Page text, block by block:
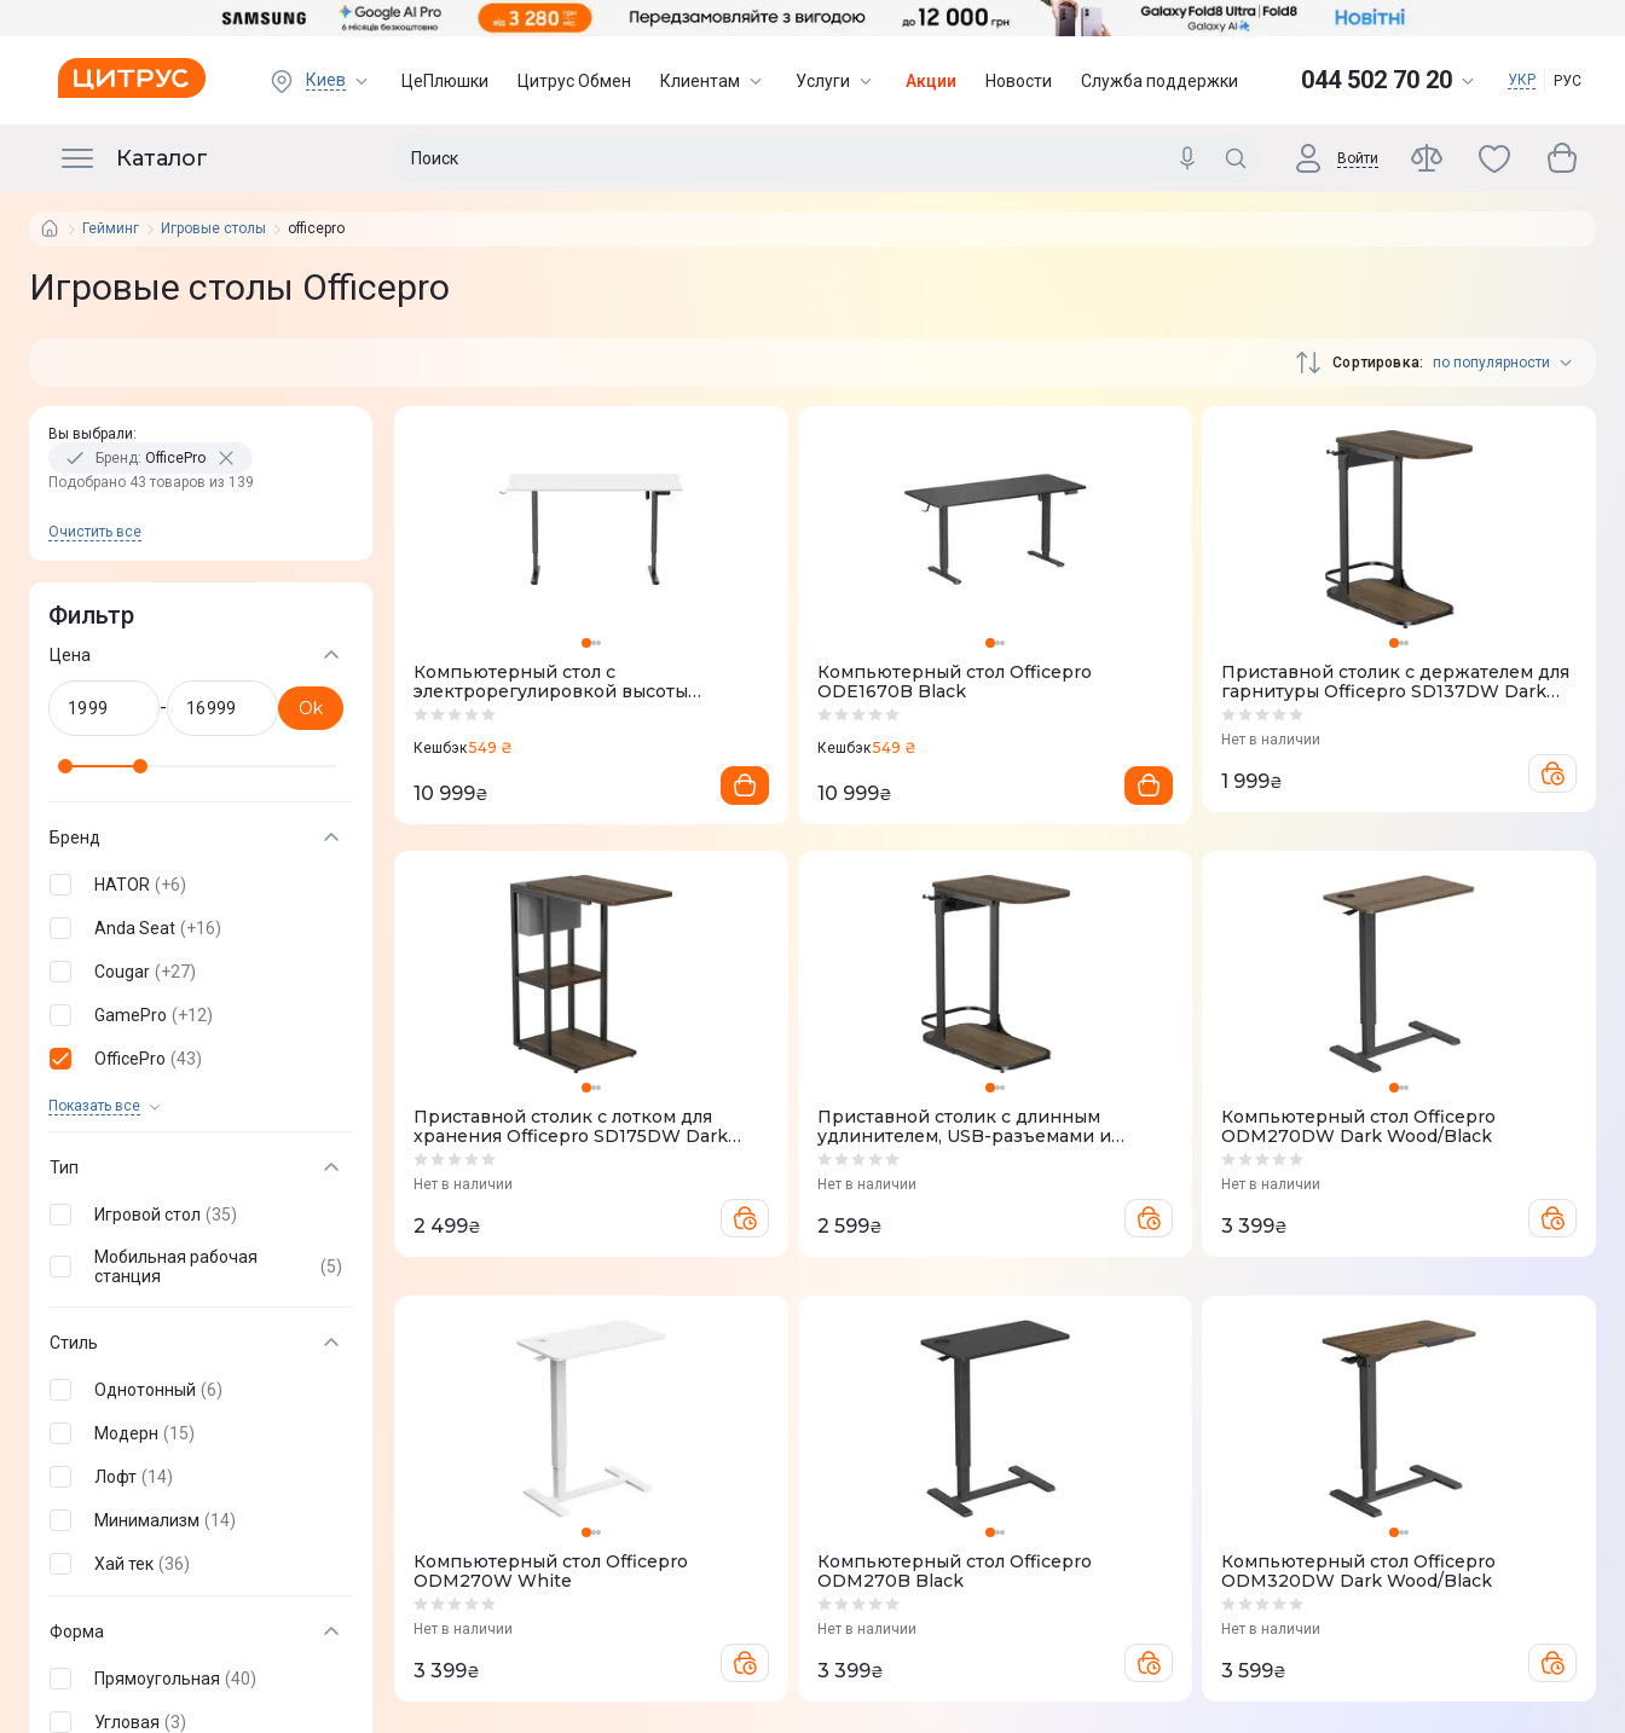
Киев ЦеПлюшки Цитрус Обмен Клиентам Услуги Акции Новости Служба поддержки 044 502 70 20 УКР РУС
Каталог Войти
Гейминг Игровые столы officepro
Игровые столы Officepro
Сортировка по популярности
Вы выбрали:
Бренд: OfficePro
Подобрано 43 товаров из 139
Очистить все
Фильтр
Цена
- Ok
Бренд
HATOR (+6)
Anda Seat (+16)
Cougar (+27)
GamePro (+12)
OfficePro (43)
Показать все
2E (+21)
Sihoo (+4
Тип
Игровой стол (35)
Мобильная рабочая
станция
(5)
Стиль
Однотонный (6)
Модерн (15)
Лофт (14)
Минимализм (14)
Хай тек (36)
Форма
Прямоугольная (40)
Угловая (3)
Компьютерный стол с
электрорегулировкой высоты
OfficePro ODE1670WB
Кешбэк549 ₴
10 999₴
Компьютерный стол Officepro
ODE1670B Black
Кешбэк549 ₴
10 999₴
Приставной столик с держателем для
гарнитуры Officepro SD137DW Dark
Wood Black
Нет в наличии
1 999₴
Приставной столик с лотком для
хранения Officepro SD175DW Dark
Wood Black
Нет в наличии
2 499₴
Приставной столик с длинным
удлинителем, USB-разъемами и
держателем для гарнитуры Officepro
SD185
Нет в наличии
2 599₴
Компьютерный стол Officepro
ODM270DW Dark Wood/Black
Нет в наличии
3 399₴
Компьютерный стол Officepro
ODM270W White
Нет в наличии
3 399₴
Компьютерный стол Officepro
ODM270B Black
Нет в наличии
3 399₴
Компьютерный стол Officepro
ODM320DW Dark Wood/Black
Нет в наличии
3 599₴